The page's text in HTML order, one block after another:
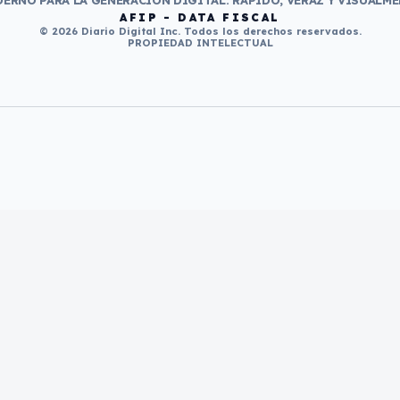
AFIP - DATA FISCAL
© 2026 Diario Digital Inc. Todos los derechos reservados.
PROPIEDAD INTELECTUAL